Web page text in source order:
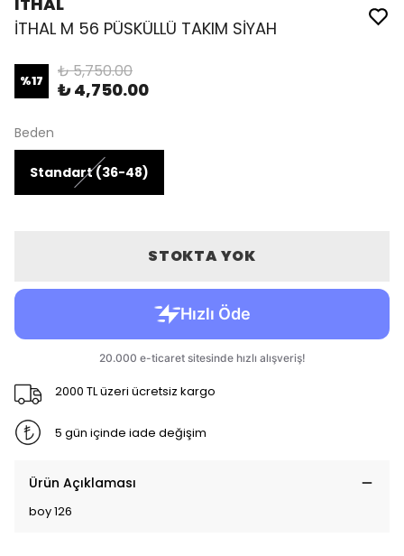
İTHAL M 56 PÜSKÜLLÜ TAKIM SİYAH
%17 ₺ 5,750.00
₺ 4,750.00
Beden
Standart (36-48)
STOKTA YOK
2000 TL üzeri ücretsiz kargo
5 gün içinde iade değişim
Ürün Açıklaması
boy 126